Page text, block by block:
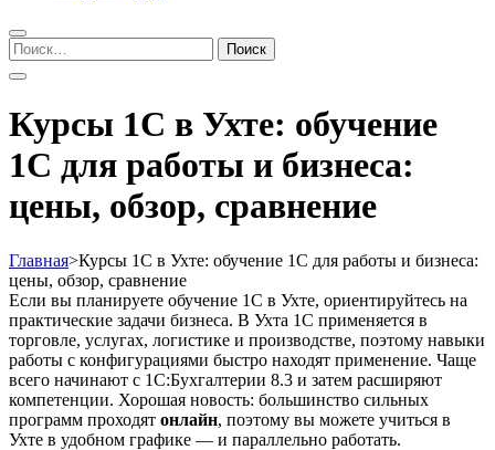
Найти:
Курсы 1С в Ухте: обучение
1С для работы и бизнеса:
цены, обзор, сравнение
Главная>Курсы 1С в Ухте: обучение 1С для работы и бизнеса:
цены, обзор, сравнение
Если вы планируете обучение 1С в Ухте, ориентируйтесь на
практические задачи бизнеса. В Ухта 1С применяется в
торговле, услугах, логистике и производстве, поэтому навыки
работы с конфигурациями быстро находят применение. Чаще
всего начинают с 1С:Бухгалтерии 8.3 и затем расширяют
компетенции. Хорошая новость: большинство сильных
программ проходят онлайн, поэтому вы можете учиться в
Ухте в удобном графике — и параллельно работать.